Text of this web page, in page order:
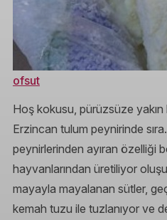
ofsut
Hoş kokusu, pürüzsüze yakın
Erzincan tulum peynirinde
peynirlerinden ayıran özelliği
hayvanlarından üretiliyor
mayayla mayalanan sütler,
kemah tuzu ile tuzlanıyor ve